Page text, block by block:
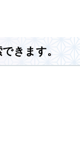
きます。